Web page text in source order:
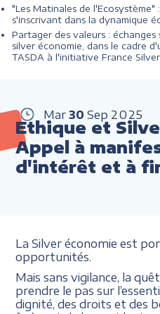
"Les Matinales de
s'inscrivant dans la dynamique
Partager des valeurs :
silver économie, dans le cadre
TASDA à l'initiative France Silver
Mar 30 Sep 2025
Ethique et
Appel à
d'intérêt et à
La Silver économie est
opportunités.
Mais sans vigilance, la
prendre le pas sur
dignité, des droits et des